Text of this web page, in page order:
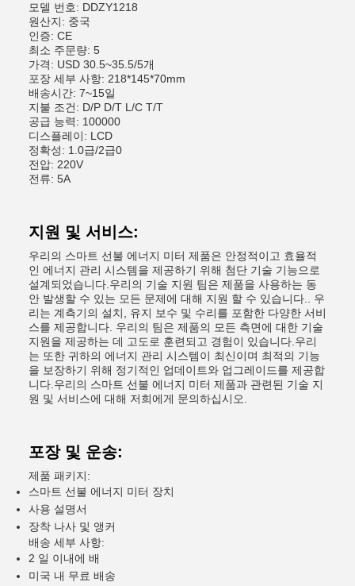
모델 번호: DDZY1218
원산지: 중국
인증: CE
최소 주문량: 5
가격: USD 30.5~35.5/5개
포장 세부 사항: 218*145*70mm
배송시간: 7~15일
지불 조건: D/P D/T L/C T/T
공급 능력: 100000
디스플레이: LCD
정확성: 1.0급/2급0
전압: 220V
전류: 5A
지원 및 서비스:
우리의 스마트 선불 에너지 미터 제품은 안정적이고 효율적
인 에너지 관리 시스템을 제공하기 위해 첨단 기술 기능으로
설계되었습니다.우리의 기술 지원 팀은 제품을 사용하는 동
안 발생할 수 있는 모든 문제에 대해 지원 할 수 있습니다.. 우
리는 계측기의 설치, 유지 보수 및 수리를 포함한 다양한 서비
스를 제공합니다. 우리의 팀은 제품의 모든 측면에 대한 기술
지원을 제공하는 데 고도로 훈련되고 경험이 있습니다.우리
는 또한 귀하의 에너지 관리 시스템이 최신이며 최적의 기능
을 보장하기 위해 정기적인 업데이트와 업그레이드를 제공합
니다.우리의 스마트 선불 에너지 미터 제품과 관련된 기술 지
원 및 서비스에 대해 저희에게 문의하십시오.
포장 및 운송:
제품 패키지:
스마트 선불 에너지 미터 장치
사용 설명서
장착 나사 및 앵커
배송 세부 사항:
2 일 이내에 배
미국 내 무료 배송